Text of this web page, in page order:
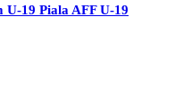
U-19 Piala AFF U-19